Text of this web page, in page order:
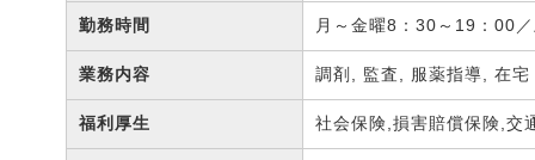
勤務時間 月～金曜8：30～19：00
業務内容 調剤, 監査, 服薬指導, 在宅
福利厚生 社会保険,損害賠償保険,交